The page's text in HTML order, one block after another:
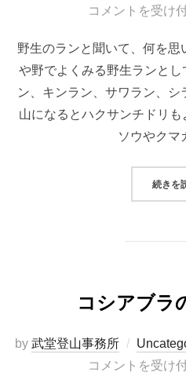
コメントを受け
野生のランと聞いて、何を
や野でよくみる野生ランと
ン、キンラン、サワラン、
山になるとハクサンチドリ
ソウやク
続きを
コシアブラ
by 武堂登山事務所
コメントを受け